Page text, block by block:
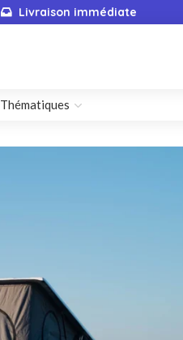
Livraison immédiate
Thématiques